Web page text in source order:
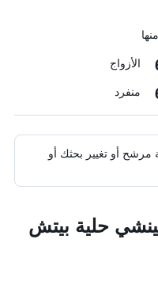
الأزواج
منفرد
مرشح أو تغيير بحثك أو
حلية بيتش